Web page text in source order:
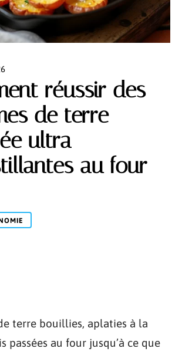
réussir des
de terre
ultra
au four
terre bouillies, aplaties à la
passées au four jusqu’à ce que